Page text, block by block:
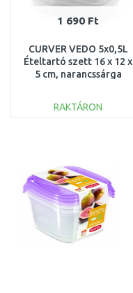
1 690 Ft
CURVER VEDO 5x0,5L
Ételtartó szett 16 x 12 x
5 cm, narancssárga
RAKTÁRON